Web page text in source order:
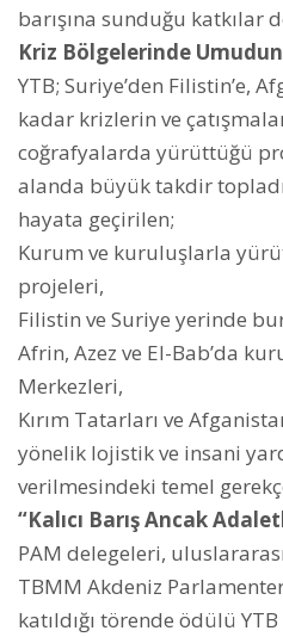
barışına sunduğu katkılar
Kriz Bölgelerinde Umudun
YTB; Suriye’den Filistin’e,
kadar krizlerin ve
coğrafyalarda yürüttüğü
alanda büyük takdir
hayata geçirilen;
Kurum ve kuruluşlarla
projeleri,
Filistin ve Suriye yerinde
Afrin, Azez ve El-Bab’da
Merkezleri,
Kırım Tatarları ve
yönelik lojistik ve insani
verilmesindeki temel
“Kalıcı Barış Ancak
PAM delegeleri,
TBMM Akdeniz
katıldığı törende ödülü YTB